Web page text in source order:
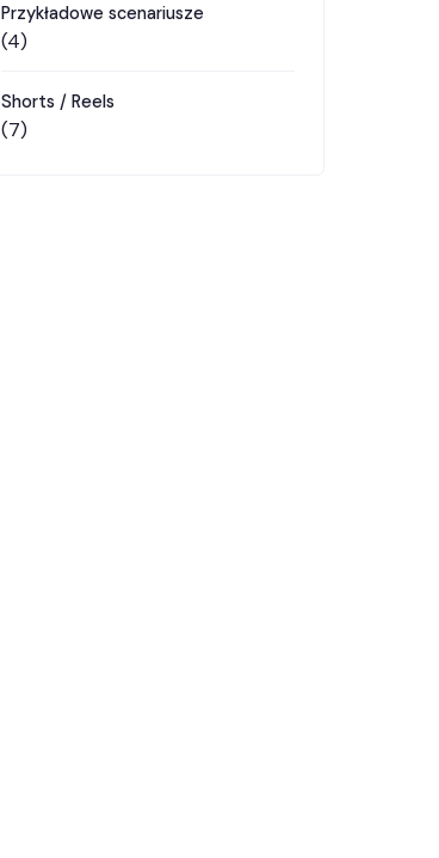
Przykładowe scenariusze
(4)
Shorts / Reels
(7)